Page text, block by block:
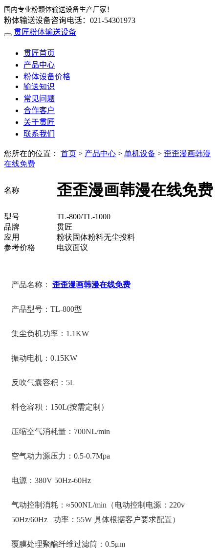
国内专业粉颗体输送设备生产厂家！
粉体输送设备咨询电话：021-54301973
贯匠粉体输送设备
贯匠首页
产品中心
粉体设备价格
输送知识
常见问题
合作客户
关于贯匠
联系我们
您所在的位置： 首页 > 产品中心 > 单机设备 > 歪歪漫画韩漫
在线免费
名称 歪歪漫画韩漫在线免费
型号
TL-800/TL-1000
品牌
贯匠
应用
粉状固体粉料无尘投料
参考价格
电议面议
产品名称： 歪歪漫画韩漫在线免费
产品型号：TL-800型
集尘负机功率：1.1KW
振动电机：0.15KW
反吹气囊容积：5L
料仓容积：150L(按需定制）
压缩空气消耗量：700NL/min
空气动力源压力：0.5-0.7Mpa
电源：380V 50Hz-60Hz
气动控制消耗：≈500NL/min（电动控制电源：220v
50Hz/60Hz 功率：55W 具体根据客户要求配置）
覆膜处理聚酯纤维过滤筒：0.5μm